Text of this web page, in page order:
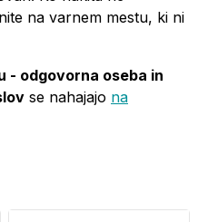
na varnem mestu, ki ni
- odgovorna oseba in
se nahajajo na